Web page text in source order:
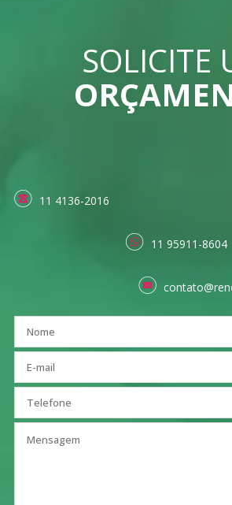
SOLICITE
11 4136-2016
11 95911-8604